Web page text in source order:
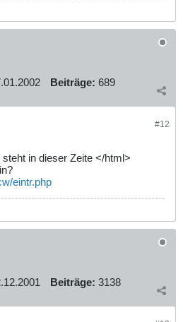
Beiträge: 689
#12
in dieser Zeite </html>
eintr.php
Beiträge: 3138